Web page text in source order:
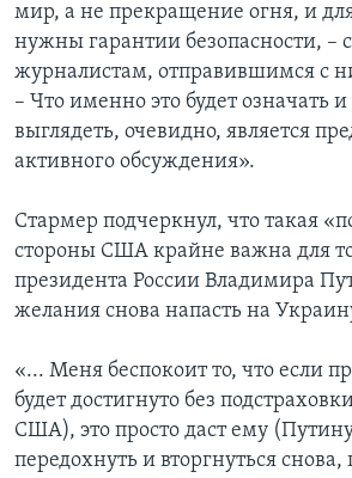
мир, а не прекращение огня, и
нужны гарантии безопасности, –
журналистам, отправившимся с
– Что именно это будет означать и
выглядеть, очевидно, является
активного обсуждения».
Стармер подчеркнул, что такая
стороны США крайне важна для
президента России Владимира
желания снова напасть на
«... Меня беспокоит то, что если
будет достигнуто без
США), это просто даст ему
передохнуть и вторгнуться снова,